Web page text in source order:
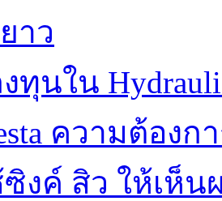
าว
ทุนใน
ความต้อง
งค์ สิว ให้เห็